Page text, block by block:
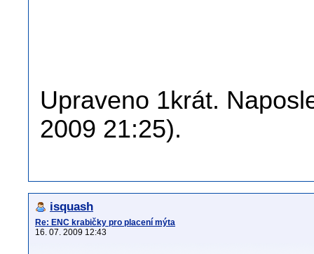
Upraveno 1krát.
2009 21:25).
isquash
Re: ENC krabičky pro placení mýta
16. 07. 2009 12:43